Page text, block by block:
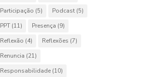
Participação (5) Podcast (5)
PPT (11) Presença (9)
Reflexão (4) Reflexões (7)
Renuncia (21)
Responsabilidade (10)